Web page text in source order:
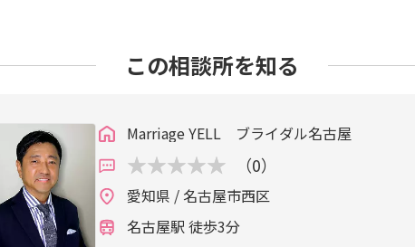
この相談所を知る
Marriage YELL ブライダル名古屋
（0）
愛知県 / 名古屋市西区
名古屋駅 徒歩3分